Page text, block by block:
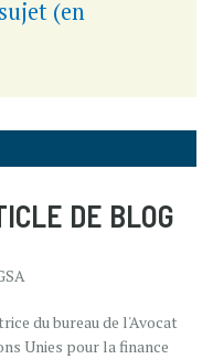
(en
DE BLOG
du bureau de l'Avocat
Unies pour la finance